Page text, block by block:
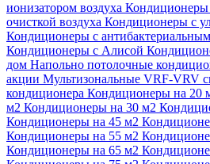
ионизатором воздуха Кондиционеры
очисткой воздуха Кондиционеры с
Кондиционеры с
Кондиционеры с Алисой
дом Напольно потолочные
акции Мультизональные VRF-VRV
кондиционера Кондиционеры на 20
м2 Кондиционеры на 30 м2
Кондиционеры на 45 м2
Кондиционеры на 55 м2
Кондиционеры на 65 м2